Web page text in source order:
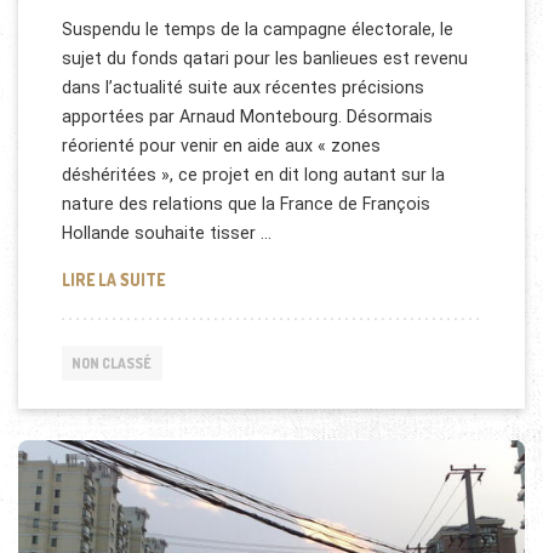
Suspendu le temps de la campagne électorale, le
sujet du fonds qatari pour les banlieues est revenu
dans l’actualité suite aux récentes précisions
apportées par Arnaud Montebourg. Désormais
réorienté pour venir en aide aux « zones
déshéritées », ce projet en dit long autant sur la
nature des relations que la France de François
Hollande souhaite tisser …
LIRE LA SUITEPOLÉMIQUE: LES 100 MILLIONS DU QATAR À LA
NON CLASSÉ